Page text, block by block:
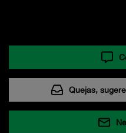
Quejas,